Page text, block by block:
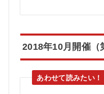
2018年10月開催（